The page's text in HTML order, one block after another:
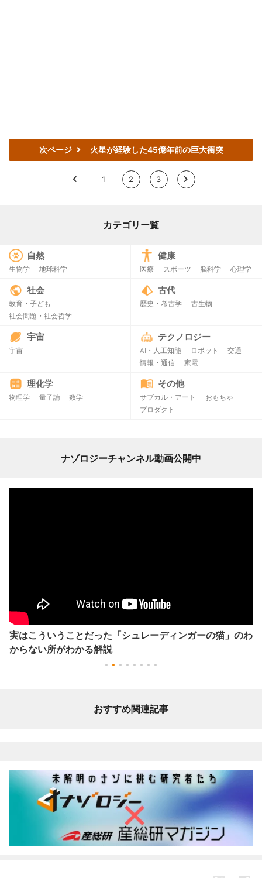
次ページ 火星が経験した45億年前の巨大衝突
< 1 2 3 >
カテゴリー覧
自然
生物学 地球科学
健康
医療 スポーツ 脳科学 心理学
社会
教育・子ども
社会問題・社会哲学
古代
歴史・考古学 古生物
宇宙
宇宙
テクノロジー
AI・人工知能 ロボット
交通
情報・通信
家電
理化学
物理学 量子論 数学
その他
サブカル・アート
おもちゃ
プロダクト
ナゾロジーチャンネル動画公開中
実はこういうことだった「シュレーディンガーの猫」のわ
からない所がわかる解説
おすすめ関連記事